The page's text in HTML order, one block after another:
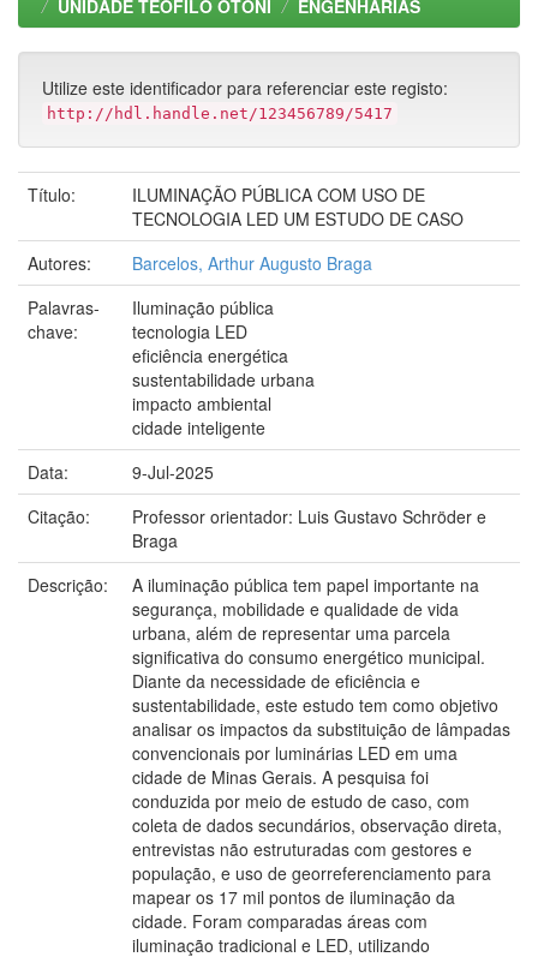
UNIDADE TEOFILO OTONI
ENGENHARIAS
Utilize este identificador para referenciar este registo:
http://hdl.handle.net/123456789/5417
Título:
ILUMINAÇÃO PÚBLICA COM USO DE
TECNOLOGIA LED UM ESTUDO DE CASO
Autores:
Barcelos, Arthur Augusto Braga
Palavras-
chave:
Iluminação pública
tecnologia LED
eficiência energética
sustentabilidade urbana
impacto ambiental
cidade inteligente
Data:
9-Jul-2025
Citação:
Professor orientador: Luis Gustavo Schröder e
Braga
Descrição:
A iluminação pública tem papel importante na
segurança, mobilidade e qualidade de vida
urbana, além de representar uma parcela
significativa do consumo energético municipal.
Diante da necessidade de eficiência e
sustentabilidade, este estudo tem como objetivo
analisar os impactos da substituição de lâmpadas
convencionais por luminárias LED em uma
cidade de Minas Gerais. A pesquisa foi
conduzida por meio de estudo de caso, com
coleta de dados secundários, observação direta,
entrevistas não estruturadas com gestores e
população, e uso de georreferenciamento para
mapear os 17 mil pontos de iluminação da
cidade. Foram comparadas áreas com
iluminação tradicional e LED, utilizando